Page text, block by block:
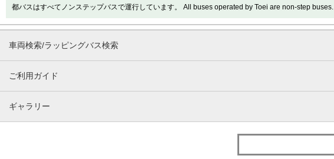
都バスはすべてノンステップバスで運行しています。 All buses operated by Toei are non-step buses.
車両検索/ラッピングバス検索
ご利用ガイド
ギャラリー